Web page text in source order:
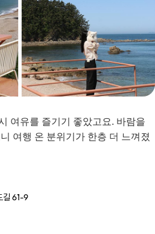
여유를 즐기기 좋았고요. 바람을
여행 온 분위기가 한층 더 느껴졌
길 61-9